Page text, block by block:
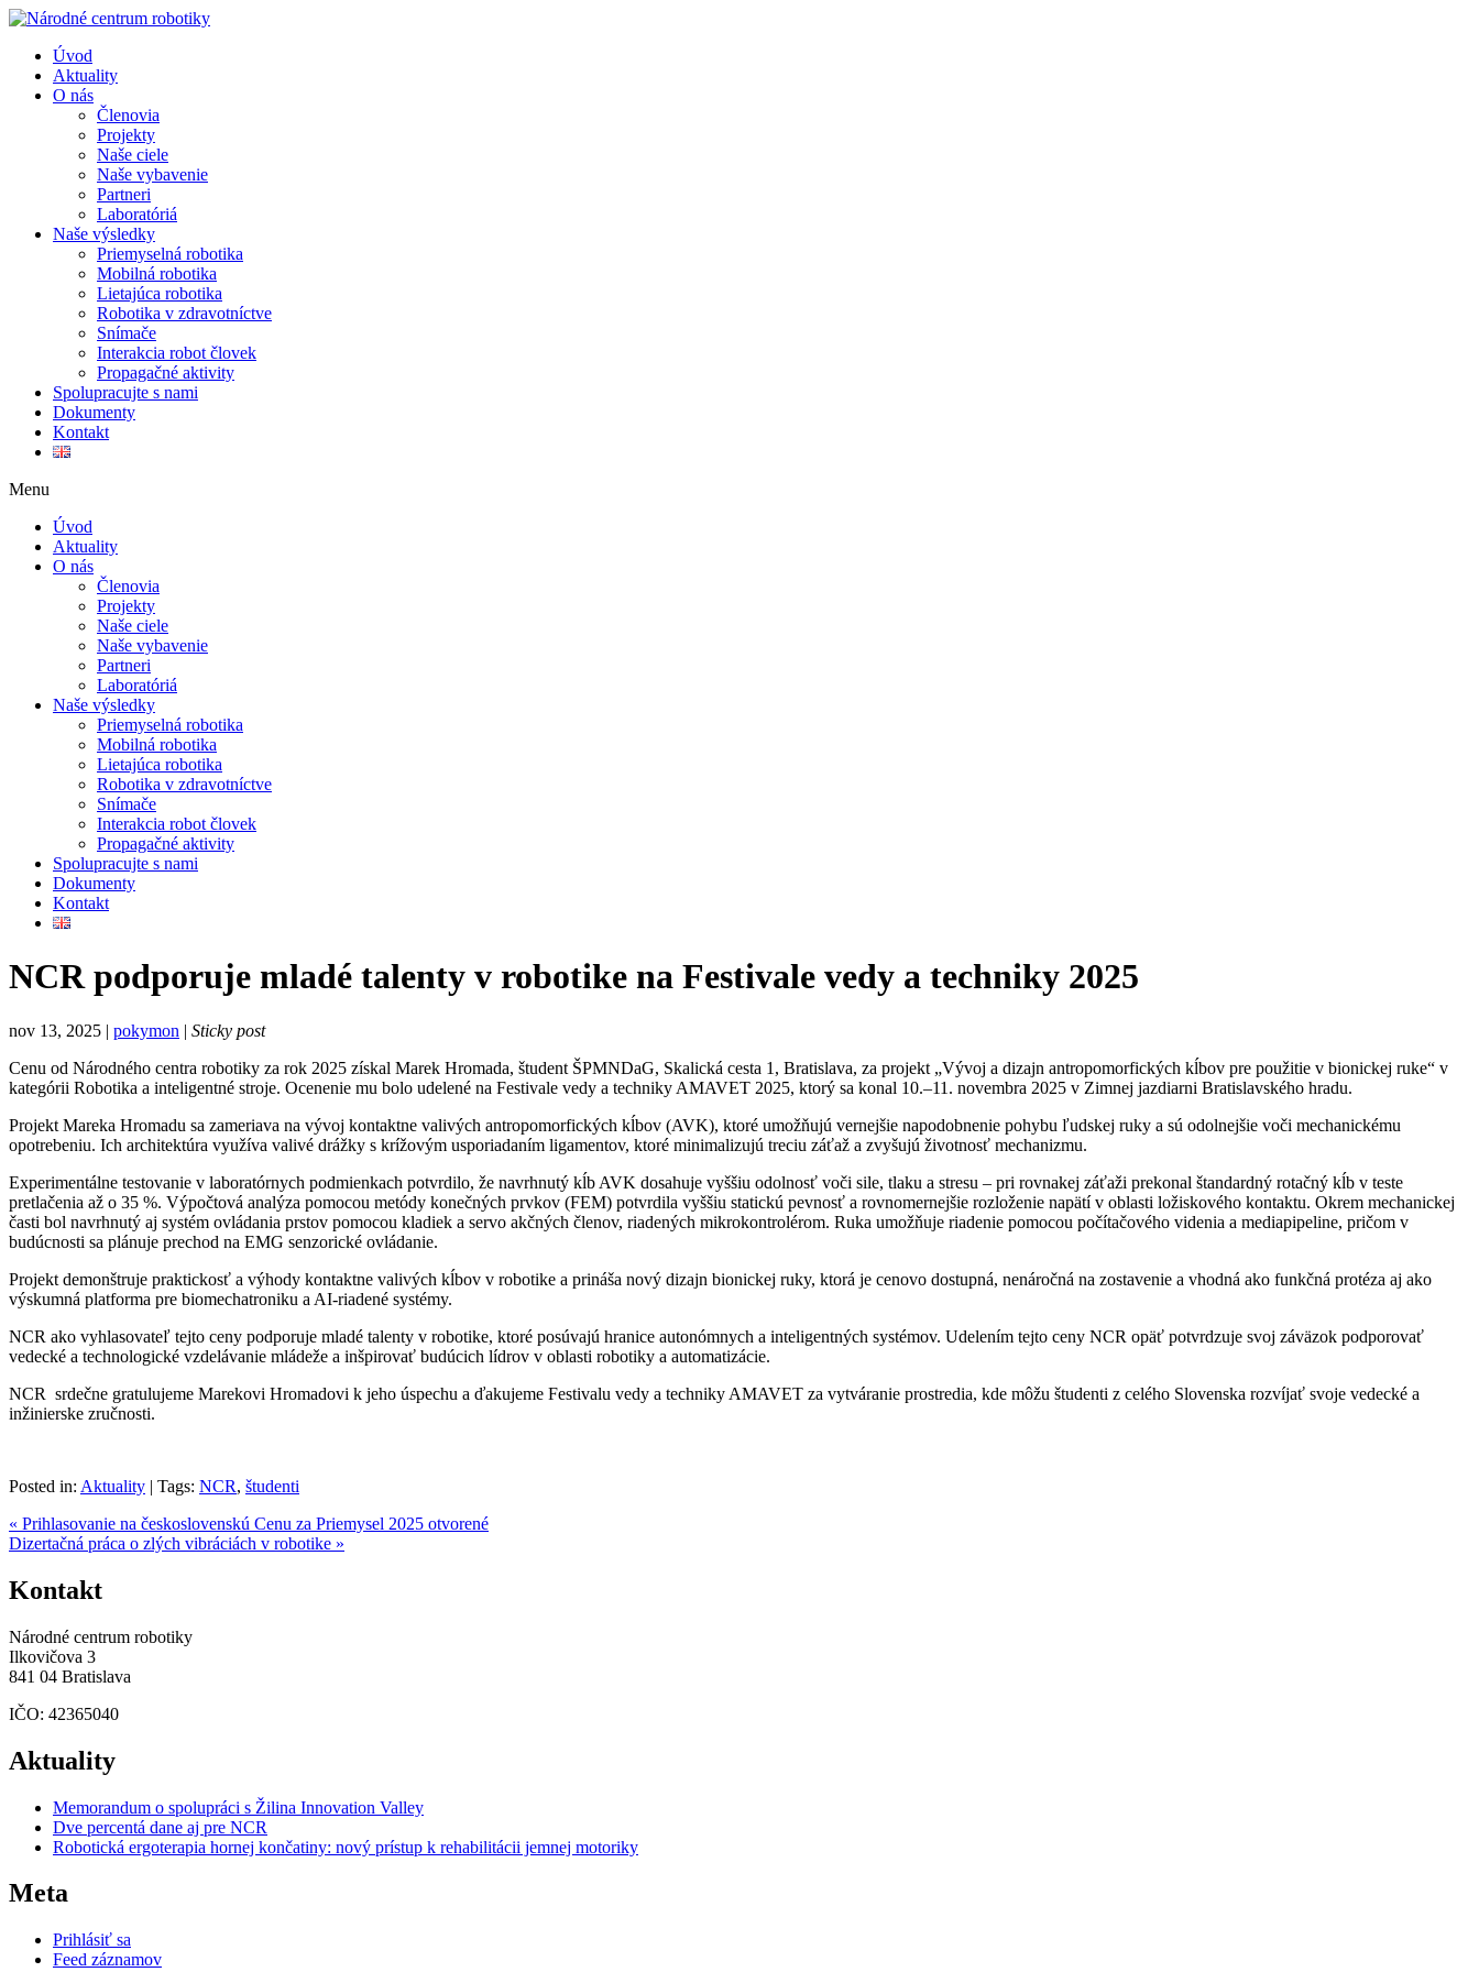
Úvod
Aktuality
O nás
Členovia
Projekty
Naše ciele
Naše vybavenie
Partneri
Laboratóriá
Naše výsledky
Priemyselná robotika
Mobilná robotika
Lietajúca robotika
Robotika v zdravotníctve
Snímače
Interakcia robot človek
Propagačné aktivity
Spolupracujte s nami
Dokumenty
Kontakt
Menu
Úvod
Aktuality
O nás
Členovia
Projekty
Naše ciele
Naše vybavenie
Partneri
Laboratóriá
Naše výsledky
Priemyselná robotika
Mobilná robotika
Lietajúca robotika
Robotika v zdravotníctve
Snímače
Interakcia robot človek
Propagačné aktivity
Spolupracujte s nami
Dokumenty
Kontakt
NCR podporuje mladé talenty v robotike na Festivale vedy a techniky 2025
nov 13, 2025 | pokymon | Sticky post
Cenu od Národného centra robotiky za rok 2025 získal Marek Hromada, študent ŠPMNDaG, Skalická cesta 1, Bratislava, za projekt „Vývoj a dizajn antropomorfických kĺbov pre použitie v bionickej ruke“ v
kategórii Robotika a inteligentné stroje. Ocenenie mu bolo udelené na Festivale vedy a techniky AMAVET 2025, ktorý sa konal 10.–11. novembra 2025 v Zimnej jazdiarni Bratislavského hradu.
Projekt Mareka Hromadu sa zameriava na vývoj kontaktne valivých antropomorfických kĺbov (AVK), ktoré umožňujú vernejšie napodobnenie pohybu ľudskej ruky a sú odolnejšie voči mechanickému
opotrebeniu. Ich architektúra využíva valivé drážky s krížovým usporiadaním ligamentov, ktoré minimalizujú treciu záťaž a zvyšujú životnosť mechanizmu.
Experimentálne testovanie v laboratórnych podmienkach potvrdilo, že navrhnutý kĺb AVK dosahuje vyššiu odolnosť voči sile, tlaku a stresu – pri rovnakej záťaži prekonal štandardný rotačný kĺb v teste
pretlačenia až o 35 %. Výpočtová analýza pomocou metódy konečných prvkov (FEM) potvrdila vyššiu statickú pevnosť a rovnomernejšie rozloženie napätí v oblasti ložiskového kontaktu. Okrem mechanickej
časti bol navrhnutý aj systém ovládania prstov pomocou kladiek a servo akčných členov, riadených mikrokontrolérom. Ruka umožňuje riadenie pomocou počítačového videnia a mediapipeline, pričom v
budúcnosti sa plánuje prechod na EMG senzorické ovládanie.
Projekt demonštruje praktickosť a výhody kontaktne valivých kĺbov v robotike a prináša nový dizajn bionickej ruky, ktorá je cenovo dostupná, nenáročná na zostavenie a vhodná ako funkčná protéza aj ako
výskumná platforma pre biomechatroniku a AI-riadené systémy.
NCR ako vyhlasovateľ tejto ceny podporuje mladé talenty v robotike, ktoré posúvajú hranice autonómnych a inteligentných systémov. Udelením tejto ceny NCR opäť potvrdzuje svoj záväzok podporovať
vedecké a technologické vzdelávanie mládeže a inšpirovať budúcich lídrov v oblasti robotiky a automatizácie.
NCR srdečne gratulujeme Marekovi Hromadovi k jeho úspechu a ďakujeme Festivalu vedy a techniky AMAVET za vytváranie prostredia, kde môžu študenti z celého Slovenska rozvíjať svoje vedecké a
inžinierske zručnosti.
Posted in: Aktuality | Tags: NCR, študenti
« Prihlasovanie na československú Cenu za Priemysel 2025 otvorené
Dizertačná práca o zlých vibráciách v robotike »
Kontakt
Národné centrum robotiky
Ilkovičova 3
841 04 Bratislava
IČO: 42365040
Aktuality
Memorandum o spolupráci s Žilina Innovation Valley
Dve percentá dane aj pre NCR
Robotická ergoterapia hornej končatiny: nový prístup k rehabilitácii jemnej motoriky
Meta
Prihlásiť sa
Feed záznamov